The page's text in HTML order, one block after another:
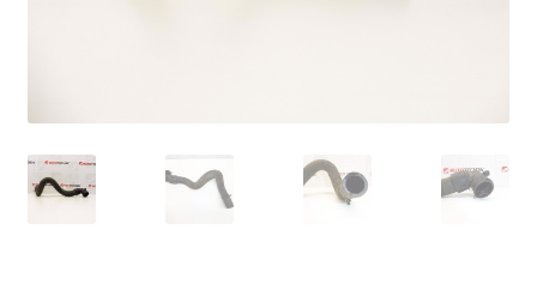
Ochrana osobních údajů